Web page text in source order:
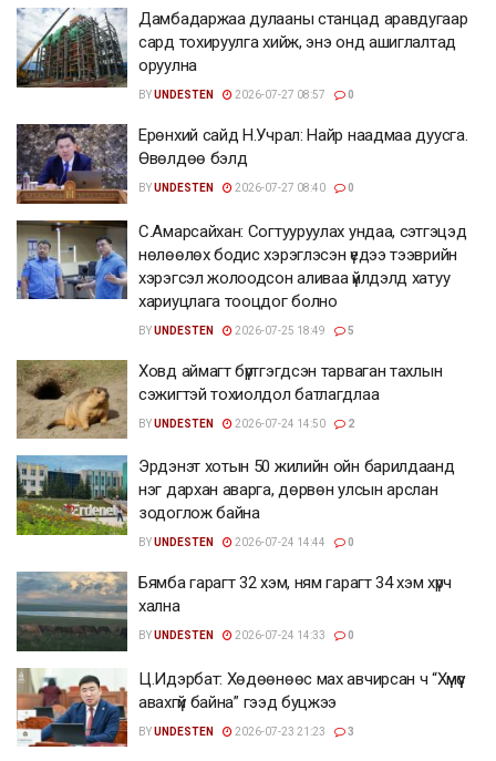
Дамбадаржаа дулааны станцад аравдугаар
сард тохируулга хийж, энэ онд ашиглалтад
оруулна
BYUNDESTEN 2026-07-27 08:57 0
Ерөнхий сайд Н.Учрал: Найр наадмаа дуусга.
Өвөлдөө бэлд
BYUNDESTEN 2026-07-27 08:40 0
С.Амарсайхан: Согтууруулах ундаа, сэтгэцэд
нөлөөлөх бодис хэрэглэсэн үедээ тээврийн
хэрэгсэл жолоодсон аливаа үйлдэлд хатуу
хариуцлага тооцдог болно
BYUNDESTEN 2026-07-25 18:49 5
Ховд аймагт бүртгэгдсэн тарваган тахлын
сэжигтэй тохиолдол батлагдлаа
BYUNDESTEN 2026-07-24 14:50 2
Эрдэнэт хотын 50 жилийн ойн барилдаанд
нэг дархан аварга, дөрвөн улсын арслан
зодоглож байна
BYUNDESTEN 2026-07-24 14:44 0
Бямба гарагт 32 хэм, ням гарагт 34 хэм хүрч
хална
BYUNDESTEN 2026-07-24 14:33 0
Ц.Идэрбат: Хөдөөнөөс мах авчирсан ч “Хүмүүс
авахгүй байна” гээд буцжээ
BYUNDESTEN 2026-07-23 21:23 3